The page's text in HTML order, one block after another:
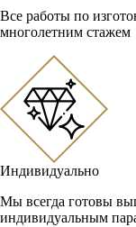
Все работы по
многолетним стажем
Индивидуально
Мы всегда готовы
индивидуальным